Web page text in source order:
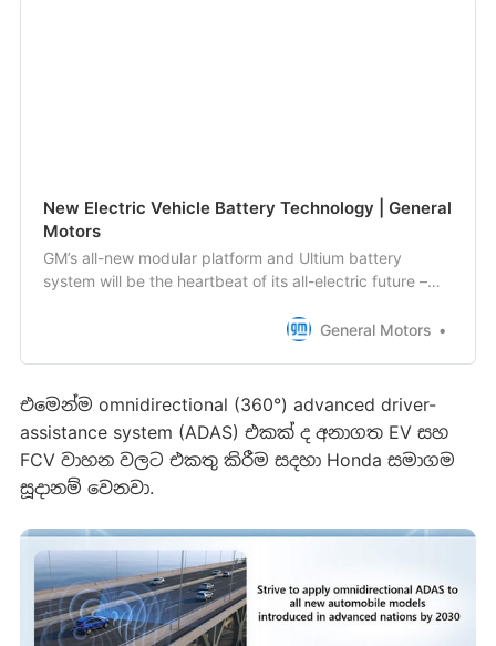
New Electric Vehicle Battery Technology | General
Motors
GM’s all-new modular platform and Ultium battery
system will be the heartbeat of its all-electric future –
General Motors
එමෙන්ම omnidirectional (360°) advanced driver-
assistance system (ADAS) එකක් ද අනාගත EV සහ
FCV වාහන වලට එකතු කිරීම සදහා Honda සමාගම
සූදානම් වෙනවා.